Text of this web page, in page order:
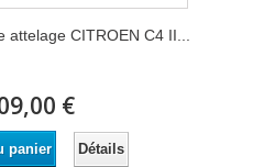
attelage CITROEN C4 II...
€
panier Détails